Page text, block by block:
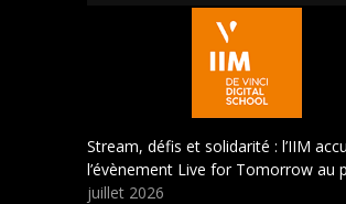
Stream, défis et solidarité : l’IIM
l’évènement Live for Tomorrow au
juillet 2026